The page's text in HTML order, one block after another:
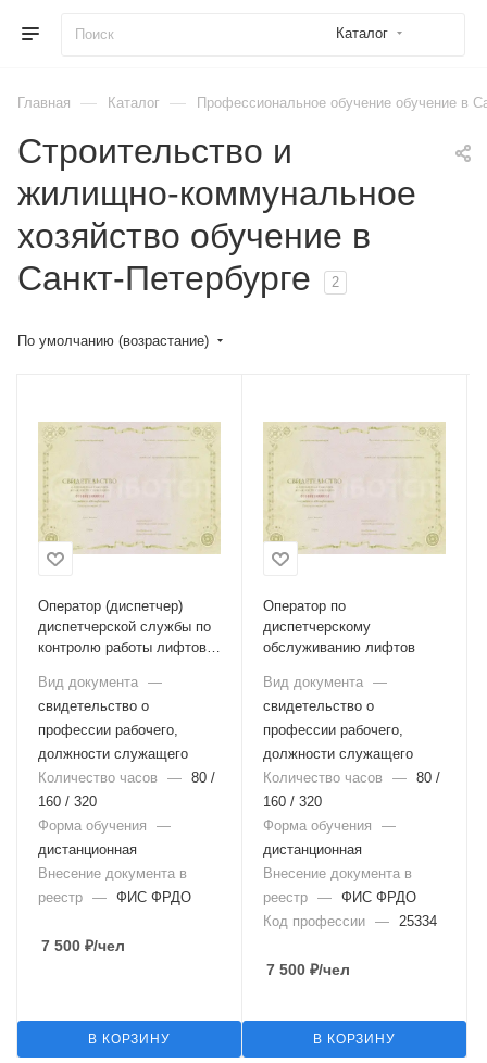
Каталог
Главная — Каталог — Профессиональное обучение обучение в
Строительство и
жилищно-коммунальное
хозяйство обучение в
Санкт-Петербурге
2
По умолчанию (возрастание)
Оператор (диспетчер)
диспетчерской службы по
контролю работы лифтов и
зданий и сооружений
Вид документа —
свидетельство о
профессии рабочего,
должности служащего
Количество часов
— 80 /
160 / 320
Форма обучения
—
дистанционная
Внесение документа в
реестр — ФИС ФРДО
7 500 ₽/чел
В КОРЗИНУ
Оператор по
диспетчерскому
обслуживанию лифтов
Вид документа —
свидетельство о
профессии рабочего,
должности служащего
Количество часов
— 80 /
160 / 320
Форма обучения
—
дистанционная
Внесение документа в
реестр — ФИС ФРДО
Код профессии — 25334
7 500 ₽/чел
В КОРЗИНУ